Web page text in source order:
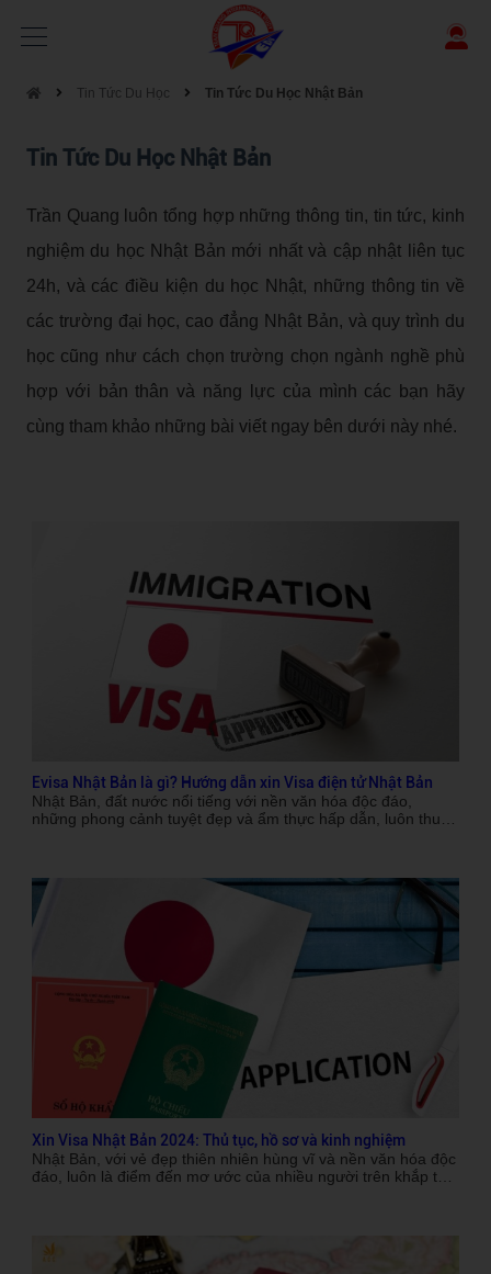
Tin Tức Du Học Tin Tức Du Học Nhật Bản
Tin Tức Du Học Nhật Bản
Trần Quang luôn tổng hợp những thông tin, tin tức, kinh
nghiệm du học Nhật Bản mới nhất và cập nhật liên tục
24h, và các điều kiện du học Nhật, những thông tin về
các trường đại học, cao đẳng Nhật Bản, và quy trình du
học cũng như cách chọn trường chọn ngành nghề phù
hợp với bản thân và năng lực của mình các bạn hãy
cùng tham khảo những bài viết ngay bên dưới này nhé.
Evisa Nhật Bản là gì? Hướng dẫn xin Visa điện tử Nhật Bản
Nhật Bản, đất nước nổi tiếng với nền văn hóa độc đáo,
những phong cảnh tuyệt đẹp và ẩm thực hấp dẫn, luôn thu
Evisa Nhật Bản ra đời như một giải pháp thuận tiện giúp đơn
giản hóa quá trình xin visa cho những người muốn đến thăm
quốc gia này. Bài viết dưới đây sẽ cung cấp cho bạn hướng
dẫn chi tiết về cách xin visa điện tử Nhật Bản cùng những
thông tin cần thiết để chuẩn bị cho hành trình khám phá
không thể quên.
Xin Visa Nhật Bản 2024: Thủ tục, hồ sơ và kinh nghiệm
Nhật Bản, với vẻ đẹp thiên nhiên hùng vĩ và nền văn hóa độc
đáo, luôn là điểm đến mơ ước của nhiều người trên khắp thế
nước mặt trời mọc trong năm 2024, việc thủ tục và kinh
nghiệm xin visa Nhật Bản chi tiết sẽ là bước đầu tiên và cũng